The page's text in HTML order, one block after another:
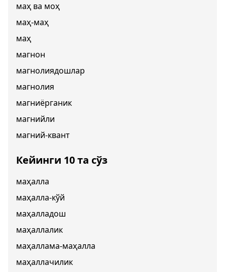
маҳ ва моҳ
маҳ-маҳ
маҳ
магнон
магнолиядошлар
магнолия
магниёрганик
магнийли
магний-квант
Кейинги 10 та сўз
маҳалла
маҳалла-кўй
маҳалладош
маҳаллалик
маҳаллама-маҳалла
маҳаллачилик